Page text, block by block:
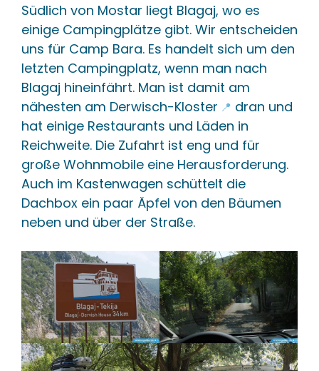
Südlich von Mostar liegt Blagaj, wo es
einige Campingplätze gibt. Wir entscheiden
uns für Camp Bara. Es handelt sich um den
letzten Campingplatz, wenn man nach
Blagaj hineinfährt. Man ist damit am
nähesten am Derwisch-Kloster 📍 dran und
hat einige Restaurants und Läden in
Reichweite. Die Zufahrt ist eng und für
große Wohnmobile eine Herausforderung.
Auch im Kastenwagen schüttelt die
Dachbox ein paar Äpfel von den Bäumen
neben und über der Straße.